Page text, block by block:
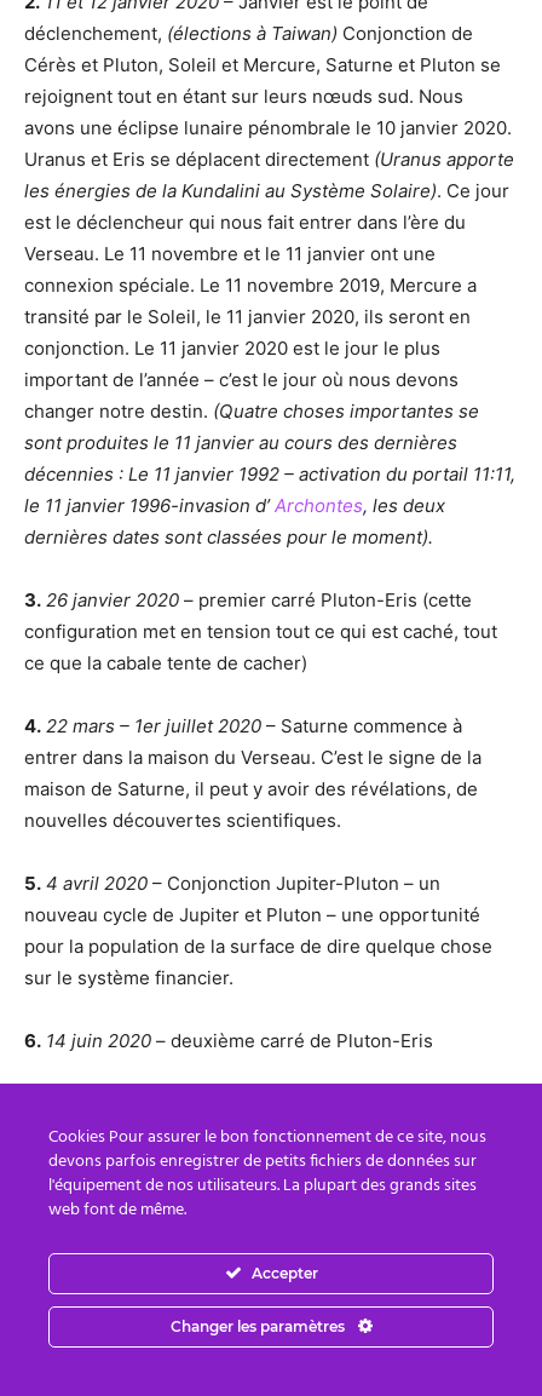
déclenchement, (élections à Taiwan) Conjonction de
Cérès et Pluton, Soleil et Mercure, Saturne et Pluton se
rejoignent tout en étant sur leurs nœuds sud. Nous
avons une éclipse lunaire pénombrale le 10 janvier 2020.
Uranus et Eris se déplacent directement (Uranus apporte
les énergies de la Kundalini au Système Solaire). Ce jour
est le déclencheur qui nous fait entrer dans l’ère du
Verseau. Le 11 novembre et le 11 janvier ont une
connexion spéciale. Le 11 novembre 2019, Mercure a
transité par le Soleil, le 11 janvier 2020, ils seront en
conjonction. Le 11 janvier 2020 est le jour le plus
important de l’année – c’est le jour où nous devons
changer notre destin. (Quatre choses importantes se
sont produites le 11 janvier au cours des dernières
décennies : Le 11 janvier 1992 – activation du portail 11:11,
le 11 janvier 1996-invasion d’Archontes, les deux
dernières dates sont classées pour le moment).
3. 26 janvier 2020 – premier carré Pluton-Eris (cette
configuration met en tension tout ce qui est caché, tout
ce que la cabale tente de cacher)
4. 22 mars – 1er juillet 2020 – Saturne commence à
entrer dans la maison du Verseau. C’est le signe de la
maison de Saturne, il peut y avoir des révélations, de
nouvelles découvertes scientifiques.
5. 4 avril 2020 – Conjonction Jupiter-Pluton – un
nouveau cycle de Jupiter et Pluton – une opportunité
pour la population de la surface de dire quelque chose
sur le système financier.
6. 14 juin 2020 – deuxième carré de Pluton-Eris
Cancer – une autre occasion pour la population de
surface de se responsabiliser vis-à-vis du système
financier.
30 juin 2020– Conjonction Jupiter-Pluton.
12 novembre 2020– la dernière conjonction Jupiter-
Cookies Pour assurer le bon fonctionnement de ce site, nous
devons parfois enregistrer de petits fichiers de données sur
l'équipement de nos utilisateurs. La plupart des grands sites
web font de même.
Accepter
Changer les paramètres